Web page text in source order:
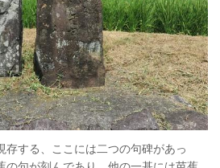
する、ここには二つの句碑があっ